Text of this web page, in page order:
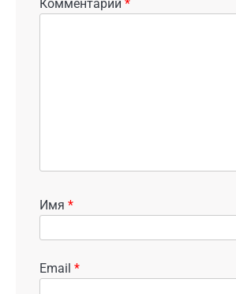
Комментарий *
Имя *
Email *